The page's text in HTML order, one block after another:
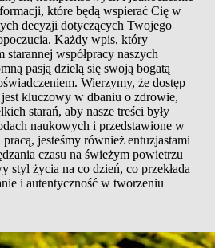
które będą wspierać Cię w
decyzji dotyczących Twojego
Każdy wpis, który
współpracy naszych
pasją dzielą się swoją bogatą
Wierzymy, że dostęp
kluczowy w dbaniu o zdrowie,
starań, aby nasze treści były
naukowych i przedstawione w
jesteśmy również entuzjastami
czasu na świeżym powietrzu
styl życia na co dzień, co przekłada
i autentyczność w tworzeniu